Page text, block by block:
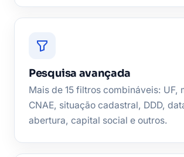
Pesquisa avançada
Mais de 15 filtros combináveis: UF,
CNAE, situação cadastral, DDD,
abertura, capital social e outros.